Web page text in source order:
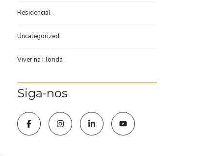
Residencial
Uncategorized
Viver na Florida
Siga-nos